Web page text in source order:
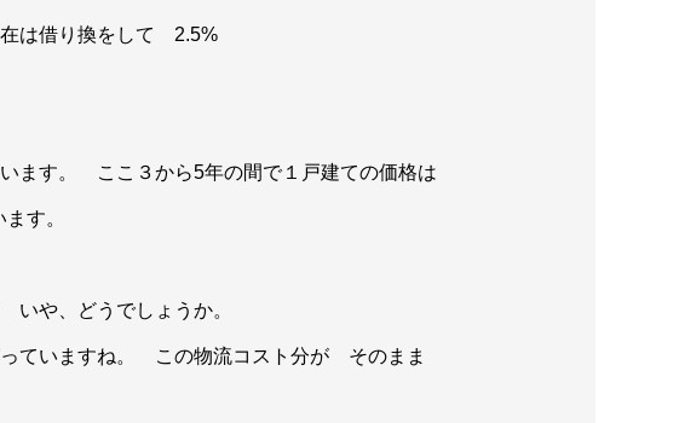
は借り換をして 2.5%
ます。 ここ３から5年の間で１戸建ての価格は
す。
や、どうでしょうか。
ていますね。 この物流コスト分が そのまま